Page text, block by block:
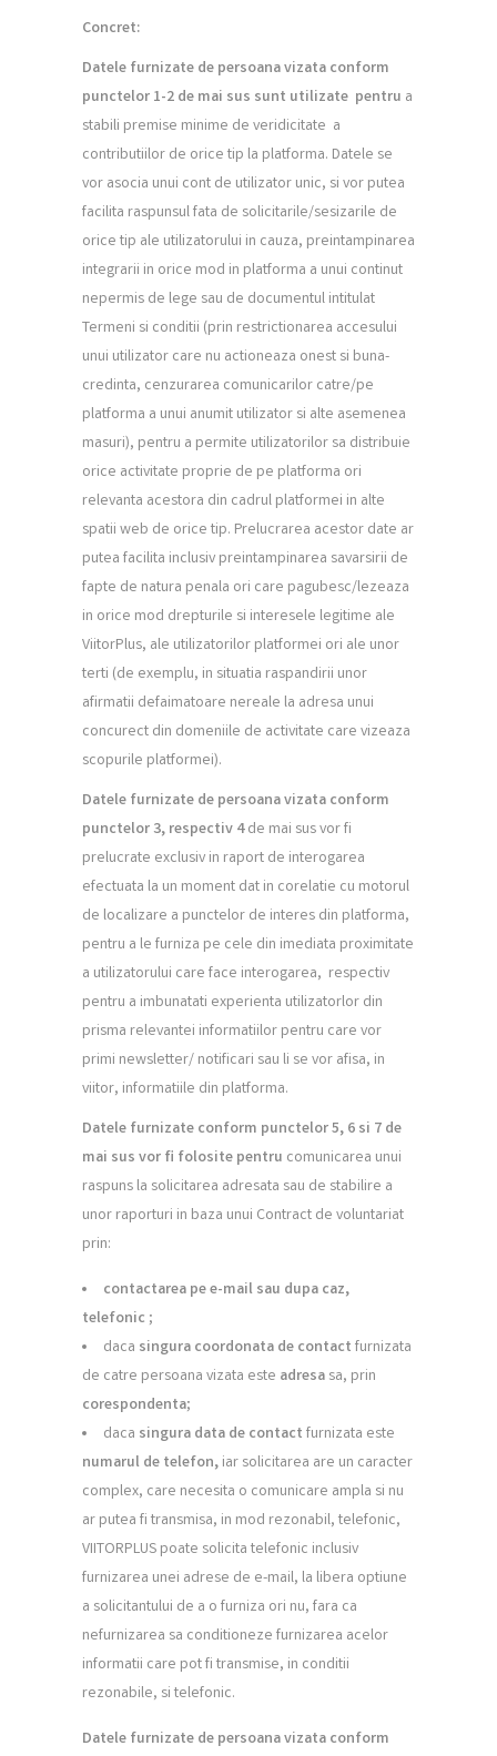
Concret:
Datele furnizate de persoana vizata conform
punctelor 1-2 de mai sus sunt utilizate pentru a
stabili premise minime de veridicitate a
contributiilor de orice tip la platforma. Datele se
vor asocia unui cont de utilizator unic, si vor putea
facilita raspunsul fata de solicitarile/sesizarile de
orice tip ale utilizatorului in cauza, preintampinarea
integrarii in orice mod in platforma a unui continut
nepermis de lege sau de documentul intitulat
Termeni si conditii (prin restrictionarea accesului
unui utilizator care nu actioneaza onest si buna-
credinta, cenzurarea comunicarilor catre/pe
platforma a unui anumit utilizator si alte asemenea
masuri), pentru a permite utilizatorilor sa distribuie
orice activitate proprie de pe platforma ori
relevanta acestora din cadrul platformei in alte
spatii web de orice tip. Prelucrarea acestor date ar
putea facilita inclusiv preintampinarea savarsirii de
fapte de natura penala ori care pagubesc/lezeaza
in orice mod drepturile si interesele legitime ale
ViitorPlus, ale utilizatorilor platformei ori ale unor
terti (de exemplu, in situatia raspandirii unor
afirmatii defaimatoare nereale la adresa unui
concurect din domeniile de activitate care vizeaza
scopurile platformei).
Datele furnizate de persoana vizata conform
punctelor 3, respectiv 4de mai sus vor fi
prelucrate exclusiv in raport de interogarea
efectuata la un moment dat in corelatie cu motorul
de localizare a punctelor de interes din platforma,
pentru a le furniza pe cele din imediata proximitate
a utilizatorului care face interogarea, respectiv
pentru a imbunatati experienta utilizatorlor din
prisma relevantei informatiilor pentru care vor
primi newsletter/ notificari sau li se vor afisa, in
viitor, informatiile din platforma.
Datele furnizate conform punctelor 5, 6 si 7 de
mai sus vor fi folosite pentru comunicarea unui
raspuns la solicitarea adresata sau de stabilire a
unor raporturi in baza unui Contract de voluntariat
prin:
contactarea pe e-mail sau dupa caz,
telefonic ;
daca singura coordonata de contact furnizata
de catre persoana vizata este adresa sa, prin
corespondenta;
daca singura data de contact furnizata este
numarul de telefon, iar solicitarea are un caracter
complex, care necesita o comunicare ampla si nu
ar putea fi transmisa, in mod rezonabil, telefonic,
VIITORPLUS poate solicita telefonic inclusiv
furnizarea unei adrese de e-mail, la libera optiune
a solicitantului de a o furniza ori nu, fara ca
nefurnizarea sa conditioneze furnizarea acelor
informatii care pot fi transmise, in conditii
rezonabile, si telefonic.
Datele furnizate de persoana vizata conform